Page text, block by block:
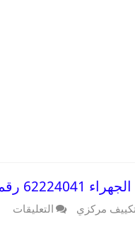
تكييف مركزي الجهراء
مركزي التعليقات